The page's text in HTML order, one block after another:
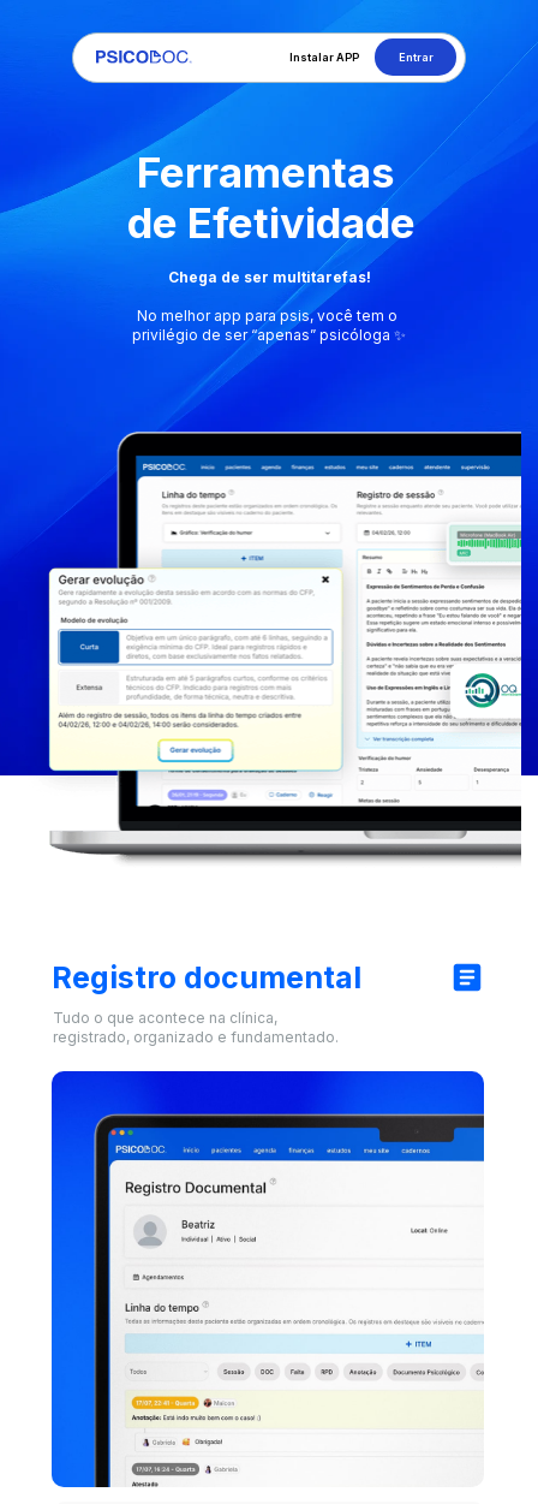
Instalar APP Entrar
Ferramentas
de Efetividade
Chega de ser multitarefas!
No melhor app para psis, você tem o
privilégio de ser “apenas” psicóloga ✨
Registro documental
Tudo o que acontece na clínica,
registrado, organizado e fundamentado.